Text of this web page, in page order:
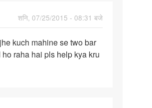
शनि, 07/25/2015 - 08:31 बजे
kuch mahine se two bar
raha hai pls help kya kru